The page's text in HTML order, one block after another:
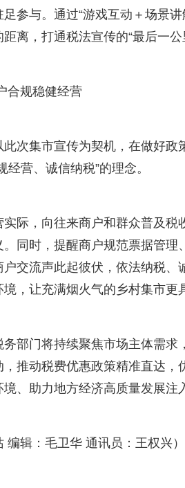
参与。通过“游戏互动＋场景
离，打通税法宣传的“最后一公
合规稳健经营
此次集市宣传为契机，在做好
营、诚信纳税”的理念。
际，向往来商户和群众普及
同时，提醒商户规范票据管
交流声此起彼伏，依法纳税
，让充满烟火气的乡村集市更
部门将持续聚焦市场主体需
推动税费优惠政策精准直达
、助力地方经济高质量发展注
编辑：毛卫华 通讯员：王权兴）